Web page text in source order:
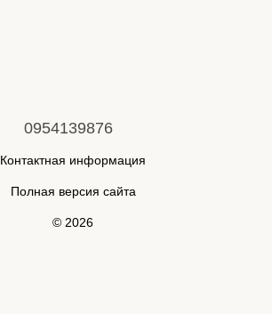
0954139876
Контактная информация
Полная версия сайта
© 2026